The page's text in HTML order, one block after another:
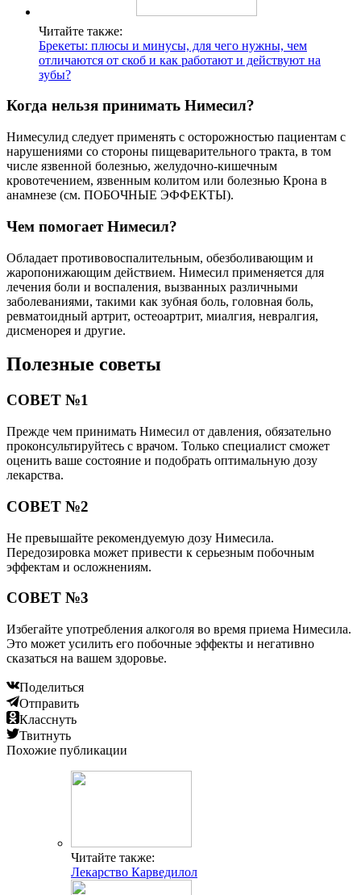
Читайте также:
Брекеты: плюсы и минусы, для чего нужны, чем
отличаются от скоб и как работают и действуют на
зубы?
Когда нельзя принимать Нимесил?
Нимесулид следует применять с осторожностью пациентам с
нарушениями со стороны пищеварительного тракта, в том
числе язвенной болезнью, желудочно-кишечным
кровотечением, язвенным колитом или болезнью Крона в
анамнезе (см. ПОБОЧНЫЕ ЭФФЕКТЫ).
Чем помогает Нимесил?
Обладает противовоспалительным, обезболивающим и
жаропонижающим действием. Нимесил применяется для
лечения боли и воспаления, вызванных различными
заболеваниями, такими как зубная боль, головная боль,
ревматоидный артрит, остеоартрит, миалгия, невралгия,
дисменорея и другие.
Полезные советы
СОВЕТ №1
Прежде чем принимать Нимесил от давления, обязательно
проконсультируйтесь с врачом. Только специалист сможет
оценить ваше состояние и подобрать оптимальную дозу
лекарства.
СОВЕТ №2
Не превышайте рекомендуемую дозу Нимесила.
Передозировка может привести к серьезным побочным
эффектам и осложнениям.
СОВЕТ №3
Избегайте употребления алкоголя во время приема Нимесила.
Это может усилить его побочные эффекты и негативно
сказаться на вашем здоровье.
Поделиться
Отправить
Класснуть
Твитнуть
Похожие публикации
Читайте также:
Лекарство Карведилол